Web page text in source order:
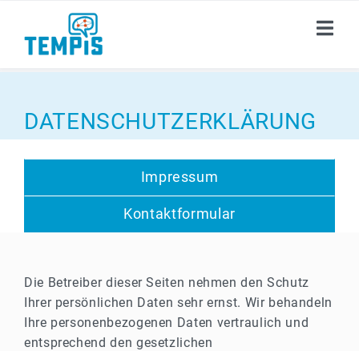
PUBLIKATIONEN
KARRIERE
KONTAKT
DATENSCHUTZERKLÄRUNG
Impressum
Kontaktformular
Die Betreiber dieser Seiten nehmen den Schutz
Ihrer persönlichen Daten sehr ernst. Wir behandeln
Ihre personenbezogenen Daten vertraulich und
entsprechend den gesetzlichen